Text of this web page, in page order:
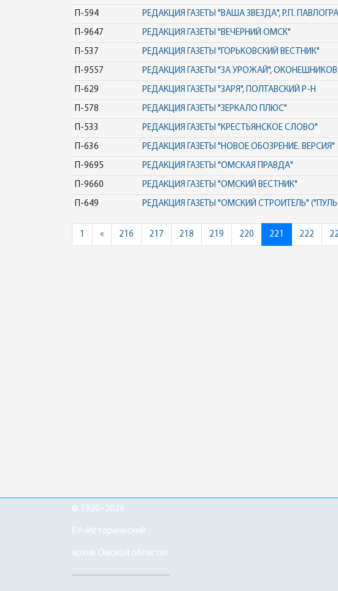
П-594 РЕДАКЦИЯ ГАЗЕТЫ "ВАША ЗВЕЗДА", Р.П.
П-9647 РЕДАКЦИЯ ГАЗЕТЫ "ВЕЧЕРНИЙ ОМСК"
П-537 РЕДАКЦИЯ ГАЗЕТЫ "ГОРЬКОВСКИЙ ВЕСТНИК"
П-9557 РЕДАКЦИЯ ГАЗЕТЫ "ЗА УРОЖАЙ",
П-629 РЕДАКЦИЯ ГАЗЕТЫ "ЗАРЯ", ПОЛТАВСКИЙ Р-Н
П-578 РЕДАКЦИЯ ГАЗЕТЫ "ЗЕРКАЛО ПЛЮС"
П-533 РЕДАКЦИЯ ГАЗЕТЫ "КРЕСТЬЯНСКОЕ СЛОВО"
П-636 РЕДАКЦИЯ ГАЗЕТЫ "НОВОЕ ОБОЗРЕНИЕ. ВЕРСИЯ"
П-9695 РЕДАКЦИЯ ГАЗЕТЫ "ОМСКАЯ ПРАВДА"
П-9660 РЕДАКЦИЯ ГАЗЕТЫ "ОМСКИЙ ВЕСТНИК"
П-649 РЕДАКЦИЯ ГАЗЕТЫ "ОМСКИЙ СТРОИТЕЛЬ"
1 «Previous
216 217 218 219 220 221 222
© 1920–2026
БУ «Исторический
архив Омской области»